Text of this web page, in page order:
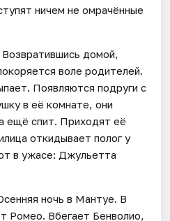
ничем не омрачённые
домой,
воле родителей.
Появляются подруги с
в её комнате, они
ещё спит. Приходят её
откидывает полог у
в ужасе: Джульетта
ночь в Мантуе. В
Ромео. Вбегает Бенволио,